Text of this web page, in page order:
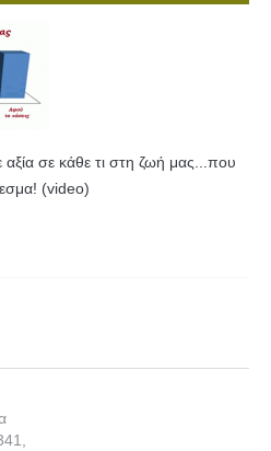
σε κάθε τι στη ζωή μας...που
(video)